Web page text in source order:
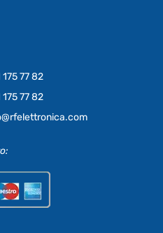
77 82
77 82